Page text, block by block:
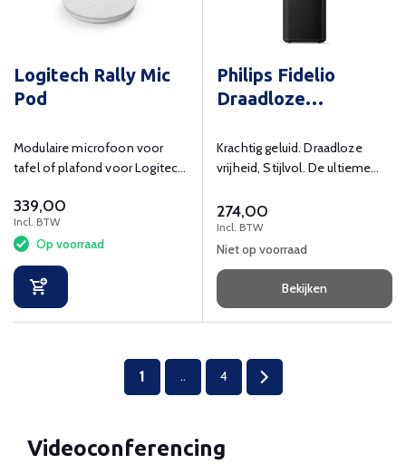
Logitech Rally Mic
Pod
Modulaire microfoon voor
tafel of plafond voor Logitech
339,00
Incl. BTW
Op voorraad
Philips Fidelio
Draadloze
Krachtig geluid. Draadloze
vrijheid, Stijlvol. De ultieme
274,00
Incl. BTW
Niet op voorraad
Bekijken
1 .. 4
Videoconferencing